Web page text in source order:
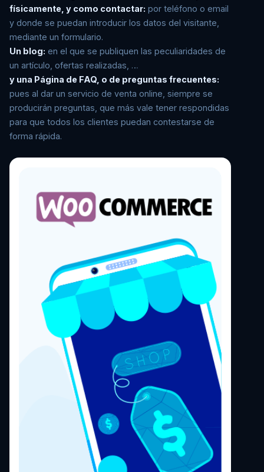
físicamente, y como contactar: por teléfono o email
y donde se puedan introducir los datos del visitante,
mediante un formulario.
Un blog: en el que se publiquen las peculiaridades de
un artículo, ofertas realizadas, …
y una Página de FAQ, o de preguntas frecuentes:
pues al dar un servicio de venta online, siempre se
producirán preguntas, que más vale tener respondidas
para que todos los clientes puedan contestarse de
forma rápida.